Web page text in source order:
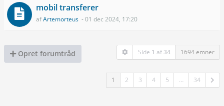
mobil transferer
afArtemorteus - 01 dec 2024, 17:20
Opret forumtråd Side 1 af 34 1694 emner
1 2 3 4 5 … 34